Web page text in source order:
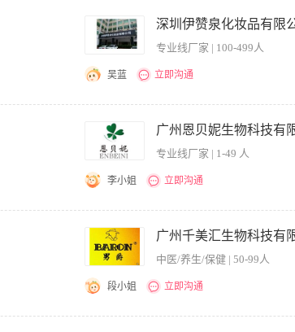
深圳伊赞泉化妆品有限
专业线厂家 | 100-499人
吴蓝 立即沟通
好存货，促销品，赠品试用装等管理，保证店铺安全库存 6、负
制作 7、协助销售，达成店面及个人业绩 8、接受主动邀约模式
业务奖金、产品福利等 二、任职要求： 1． 具有3年以上的销售经
之间， 4． 学历：高中及以上学历（原件且真实） 5． 气质稳重，
行业经验优先。
专业线厂家 | 1-49 人
李小姐 立即沟通
与其他员工共同制定改善服务的方法，以身作则，执行服务承诺
罚制度，协调店员之间的关系，维护良好的纪律。 6、督导日常
定，物有所值。 8、定期培训员工，以提高服务素质。 职位要求
； 3、具有良好的业务能力、营销能力、指导能力及协调能力；
你的人才会和你分享哦！ 我们不在乎你的颜值，因为你的颜值将
满！找的就是你！ 我们主营:系统性养生，立体抗衰 ，家庭健康
中医/养生/保健 | 50-99人
段小姐 立即沟通